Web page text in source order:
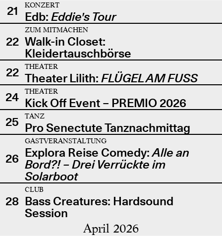
21
KONZERT
Edb: Eddie's Tour
22
ZUM MITMACHEN
Walk-in Closet:
Kleidertauschbörse
22
THEATER
Theater Lilith: FLÜGEL AM FUSS
24
THEATER
Kick Off Event – PREMIO 2026
25
TANZ
Pro Senectute Tanznachmittag
26
GASTVERANSTALTUNG
Explora Reise Comedy:Alle an
Bord?! – Drei Verrückte im
Solarboot
28
CLUB
Bass Creatures: Hardsound
Session
April 2026